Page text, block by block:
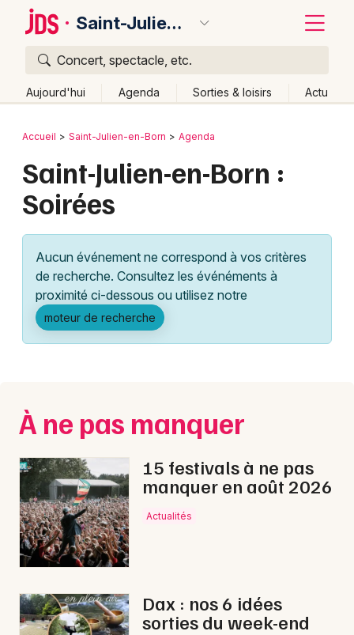
Saint-Julien-en-Born
Concert, spectacle, etc.
Aujourd'hui Agenda Sorties & loisirs Actu
Publier un événement
Grands événements
Activité & Expérience
Manifestations
Foires & salons
Concerts
Sports
Soirées
Sorties famille
Sorties & loisirs
Bordeaux
Colmar
Lille
Lyon
Marseille
Mulhouse
Nice
Paris
Strasbourg
Toulouse
Toutes les villes
Retour
Accueil Saint-Julien-en-Born Agenda
Saint-Julien-en-Born :
Soirées
Aucun événement ne correspond à vos critères
de recherche. Consultez les événéments à
proximité ci-dessous ou utilisez notre
moteur de recherche
À ne pas manquer
15 festivals à ne pas
manquer en août 2026
Actualités
Dax : nos 6 idées
sorties du week-end
Quoi ?
Où ?
Aquitaine
Partout Près de moi Changer de lieu
Quand ?
Aujourd'hui
Demain Ce week-end Autre